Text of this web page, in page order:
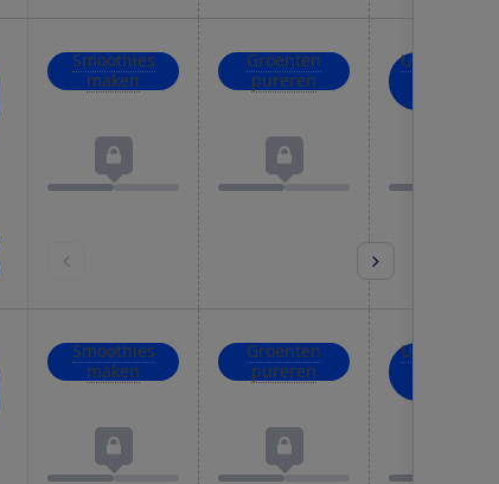
Smoothies
maken
Groenten
pureren
Uien,
Smoothies
maken
Groenten
pureren
Uien,